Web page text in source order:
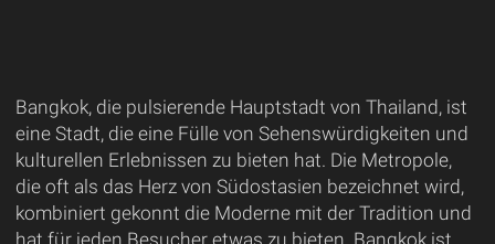
Bangkok, die pulsierende Hauptstadt von Thailand, ist
eine Stadt, die eine Fülle von Sehenswürdigkeiten und
kulturellen Erlebnissen zu bieten hat. Die Metropole,
die oft als das Herz von Südostasien bezeichnet wird,
kombiniert gekonnt die Moderne mit der Tradition und
hat für jeden Besucher etwas zu bieten. Bangkok ist